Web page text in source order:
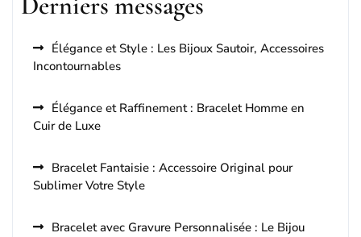
Élégance et Style : Les Bijoux Sautoir, Accessoires
Incontournables
Élégance et Raffinement : Bracelet Homme en
Cuir de Luxe
Bracelet Fantaisie : Accessoire Original pour
Sublimer Votre Style
Bracelet avec Gravure Personnalisée : Le Bijou